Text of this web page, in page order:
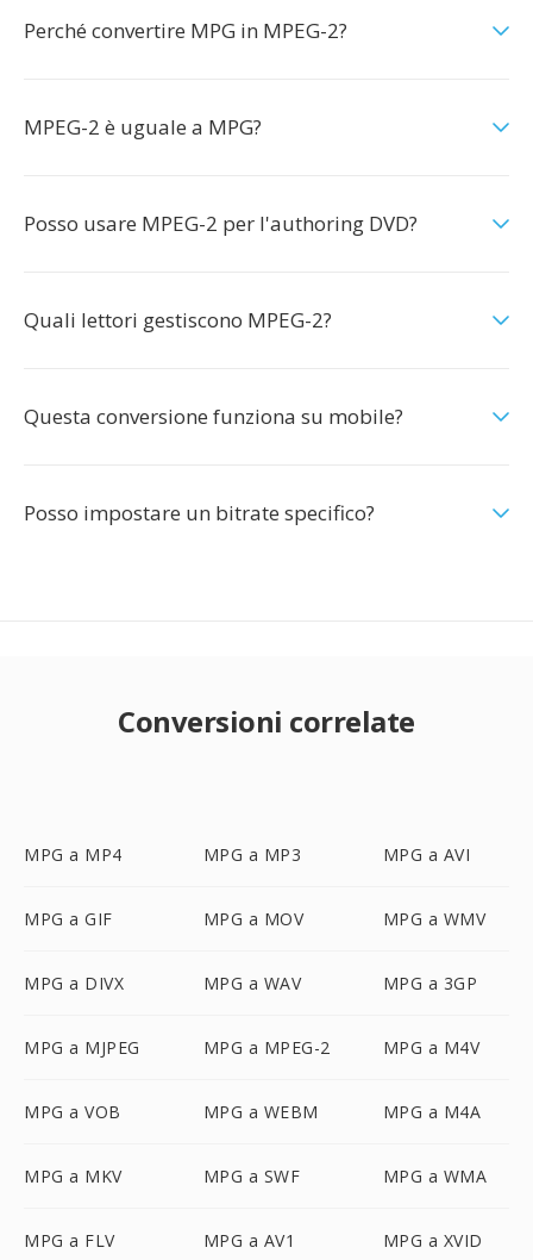
Perché convertire MPG in MPEG-2?
MPEG-2 è uguale a MPG?
Posso usare MPEG-2 per l'authoring DVD?
Quali lettori gestiscono MPEG-2?
Questa conversione funziona su mobile?
Posso impostare un bitrate specifico?
Conversioni correlate
MPG a MP4 MPG a MP3 MPG a AVI
MPG a GIF MPG a MOV MPG a WMV
MPG a DIVX MPG a WAV MPG a 3GP
MPG a MJPEG MPG a MPEG-2 MPG a M4V
MPG a VOB MPG a WEBM MPG a M4A
MPG a MKV MPG a SWF MPG a WMA
MPG a FLV MPG a AV1 MPG a XVID